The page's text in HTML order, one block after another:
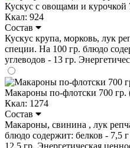
Кускус с овощами и курочкой
Ккал: 924
Состав
Кускус крупа, морковь, лук
специи. На 100 гр. блюдо
углеводов - 13 гр.
Макароны по-флотски 700 гр.
Ккал: 1274
Состав
Макароны, свинина , лук
блюдо содержит: белков - 7,5
12,5 гр. Энергетическая